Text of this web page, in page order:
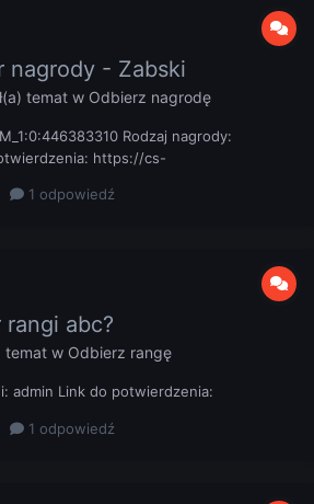
nagrody - Zabski
temat w Odbierz nagrodę
Rodzaj nagrody:
https://cs-
1 odpowiedź
rangi abc?
temat w Odbierz rangę
admin Link do potwierdzenia:
1 odpowiedź